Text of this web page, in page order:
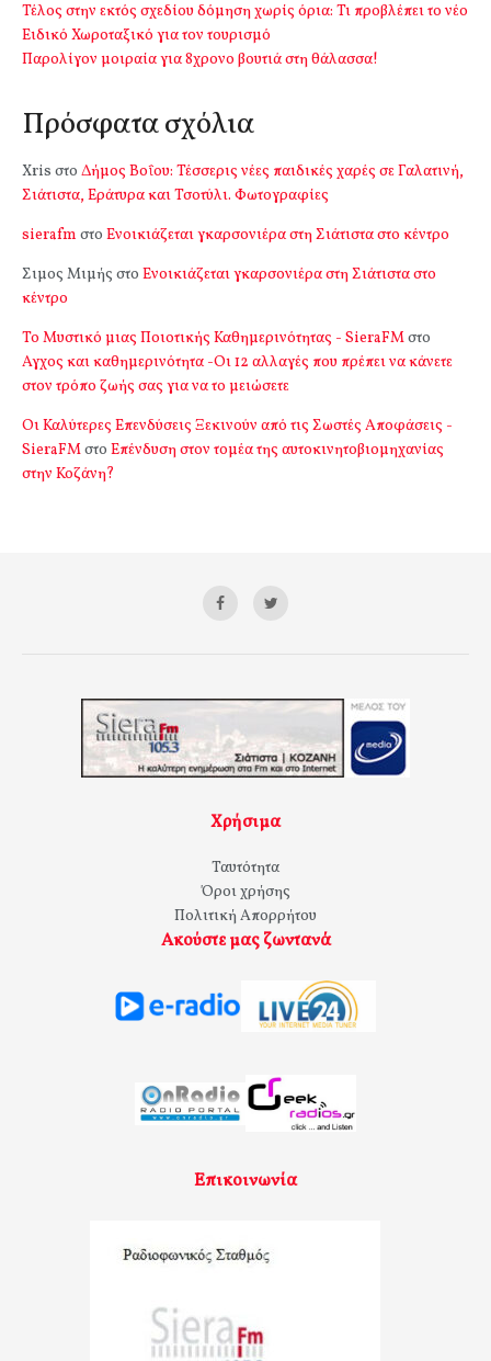
Τέλος στην εκτός σχεδίου δόμηση χωρίς όρια: Τι προβλέπει το νέο
Ειδικό Χωροταξικό για τον τουρισμό
Παρολίγον μοιραία για 8χρονο βουτιά στη θάλασσα!
Πρόσφατα σχόλια
Xris στο Δήμος Βοΐου: Τέσσερις νέες παιδικές χαρές σε Γαλατινή,
Σιάτιστα, Εράτυρα και Τσοτύλι. Φωτογραφίες
sierafm στο Ενοικιάζεται γκαρσονιέρα στη Σιάτιστα στο κέντρο
Σιμος Μιμής στο Ενοικιάζεται γκαρσονιέρα στη Σιάτιστα στο
κέντρο
Το Μυστικό μιας Ποιοτικής Καθημερινότητας - SieraFMστο
Αγχος και καθημερινότητα -Οι 12 αλλαγές που πρέπει να κάνετε
στον τρόπο ζωής σας για να το μειώσετε
Οι Καλύτερες Επενδύσεις Ξεκινούν από τις Σωστές Αποφάσεις -
SieraFMστο Επένδυση στον τομέα της αυτοκινητοβιομηχανίας
στην Κοζάνη?
Χρήσιμα
Ταυτότητα
Όροι χρήσης
Πολιτική Απορρήτου
Ακούστε μας ζωντανά
Επικοινωνία